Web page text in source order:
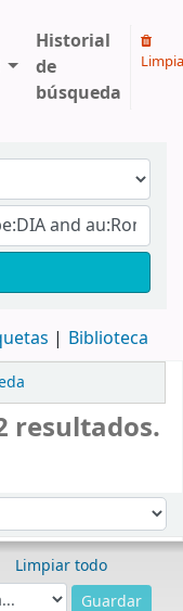
Historial
de
búsqueda
Biblioteca
resultados.
Limpiar todo